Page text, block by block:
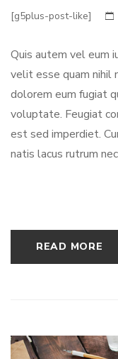
[g5plus-post-like]
Quis autem vel eum
velit esse quam nihil
dolorem eum fugiat
voluptate. Feugiat
est sed imperdiet.
natis lacus rutrum
READ MORE